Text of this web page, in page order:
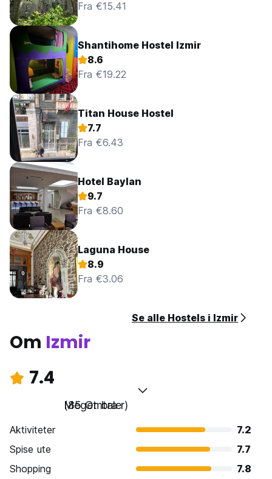
Fra €15.41
Shantihome Hostel Izmir
8.6
Fra €19.22
Titan House Hostel
7.7
Fra €6.43
Hotel Baylan
9.7
Fra €8.60
Laguna House
8.9
Fra €3.06
Se alle Hostels i Izmir
Om Izmir
7.4
Meget bra
(85 Omtaler)
Aktiviteter
7.2
Spise ute
7.7
Shopping
7.8